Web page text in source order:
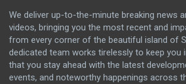
We deliver up-to-the-minute breaking news
videos, bringing you the most recent and
from every corner of the beautiful island of
dedicated team works tirelessly to keep you
that you stay ahead with the latest
events, and noteworthy happenings across